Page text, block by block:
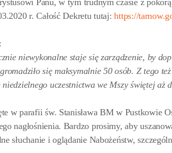
Panu, w tym trudnym czasie z
r. Całość Dekretu tutaj:https://
niewykonalne staje się zarządzenie, by
się maksymalnie 50 osób. Z tego
uczestnictwa we Mszy świętej aż
w parafii św. Stanisława BM w Pustkowie
nagłośnienia. Bardzo prosimy, aby
słuchanie i oglądanie Nabożeństw,